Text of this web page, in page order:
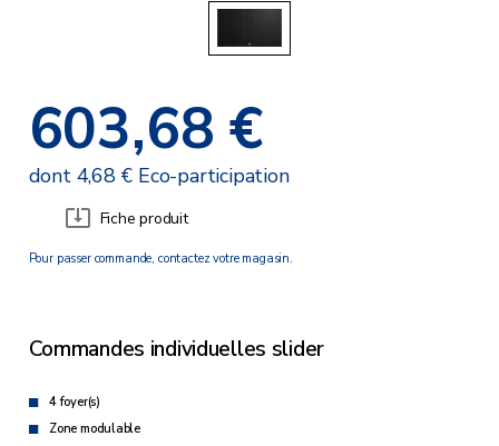
603,68 €
dont 4,68 € Eco-participation
Fiche produit
Pour passer commande, contactez votre magasin.
Commandes individuelles slider
4 foyer(s)
Zone modulable